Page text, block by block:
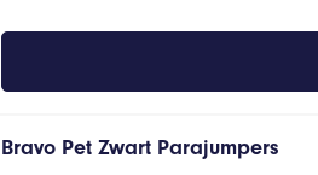
Bravo Pet Zwart Parajumpers